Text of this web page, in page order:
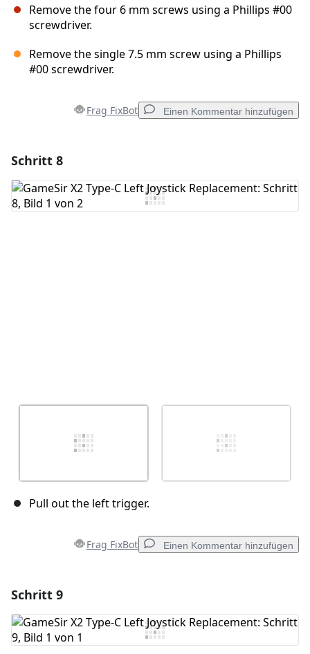
Remove the four 6 mm screws using a Phillips #00
screwdriver.
Remove the single 7.5 mm screw using a Phillips
#00 screwdriver.
Frag FixBot Einen Kommentar hinzufügen
Kommentar hinzufügen
Schritt 8
Pull out the left trigger.
Frag FixBot Einen Kommentar hinzufügen
Kommentar hinzufügen
Schritt 9